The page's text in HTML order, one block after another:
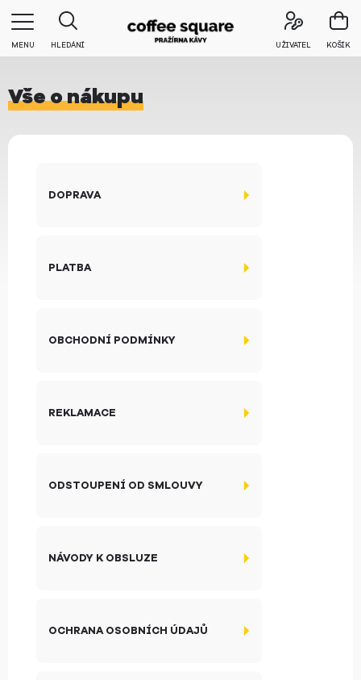
MENU HLEDÁNÍ UŽIVATEL KOŠÍK
Vše o nákupu
DOPRAVA
PLATBA
OBCHODNÍ PODMÍNKY
REKLAMACE
ODSTOUPENÍ OD SMLOUVY
NÁVODY K OBSLUZE
OCHRANA OSOBNÍCH ÚDAJŮ